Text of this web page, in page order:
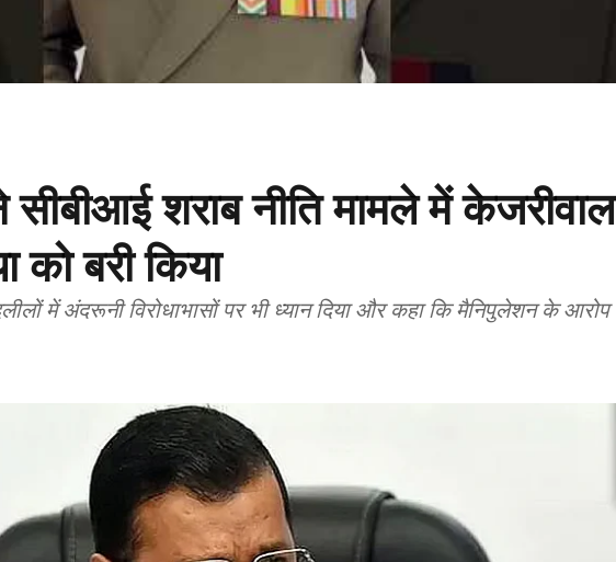
सीबीआई शराब नीति मामले में केजरीवाल
को बरी किया
में अंदरूनी विरोधाभासों पर भी ध्यान दिया और कहा कि मैनिपुलेशन के आरोप